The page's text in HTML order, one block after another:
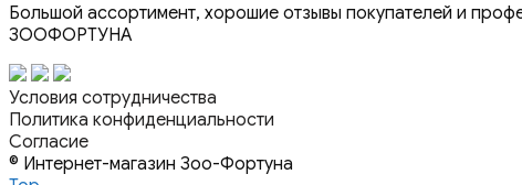
Большой ассортимент, хорошие отзывы покупателей и
ЗООФОРТУНА
Условия сотрудничества
Политика конфиденциальности
Согласие
© Интернет-магазин Зоо-Фортуна